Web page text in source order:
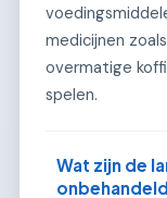
medicijnen
overmatige
spelen.
Wat zijn de